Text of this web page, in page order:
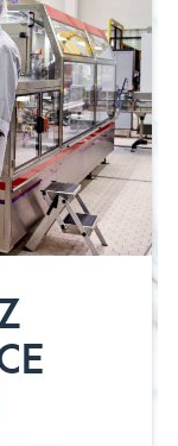
d’utilisation et
vos produits